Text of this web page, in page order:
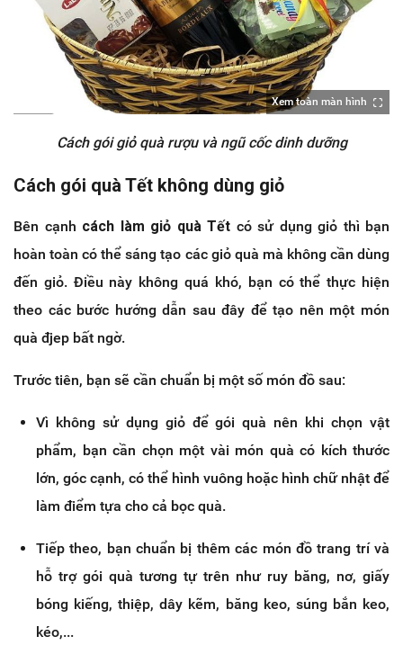
Xem toàn màn hình
Cách gói giỏ quà rượu và ngũ cốc dinh dưỡng
Cách gói quà Tết không dùng giỏ
Bên cạnh cách làm giỏ quà Tết có sử dụng giỏ thì bạn
hoàn toàn có thể sáng tạo các giỏ quà mà không cần dùng
đến giỏ. Điều này không quá khó, bạn có thể thực hiện
theo các bước hướng dẫn sau đây để tạo nên một món
quà đjep bất ngờ.
Trước tiên, bạn sẽ cần chuẩn bị một số món đồ sau:
Vì không sử dụng giỏ để gói quà nên khi chọn vật
phẩm, bạn cần chọn một vài món quà có kích thước
lớn, góc cạnh, có thể hình vuông hoặc hình chữ nhật để
làm điểm tựa cho cả bọc quà.
Tiếp theo, bạn chuẩn bị thêm các món đồ trang trí và
hỗ trợ gói quà tương tự trên như ruy băng, nơ, giấy
bóng kiếng, thiệp, dây kẽm, băng keo, súng bắn keo,
kéo,...